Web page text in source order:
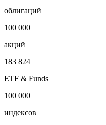
облигаций
100 000
акций
183 824
ETF & Funds
100 000
индексов